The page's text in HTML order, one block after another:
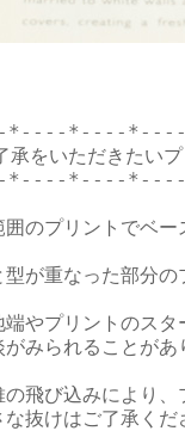
*----*----
承をいただきたい
*----*----
囲のプリントでベ
型が重なった部分
端やプリントのス
みられることがあ
の飛び込みにより
抜けはご了承くだ